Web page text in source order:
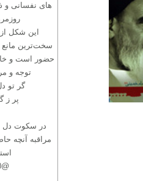
های نفسانی و
این شکل
سخت‌ترین مانع
حضور است و
توجه و
گر تو
پر ز
در سكوت دل
مراقبه آنچه
@ostadhaghighi110